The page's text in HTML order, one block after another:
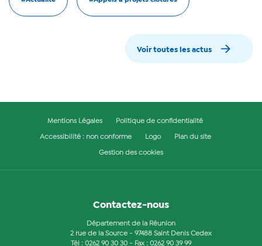
Voir toutes les actus
Mentions Légales Politique de confidentialité
Accessibilité : non conforme Logo Plan du site
Gestion des cookies
Contactez-nous
Département de la Réunion
2 rue de la Source - 97488 Saint Denis Cedex
Tél : 0262 90 30 30 - Fax : 0262 90 39 99